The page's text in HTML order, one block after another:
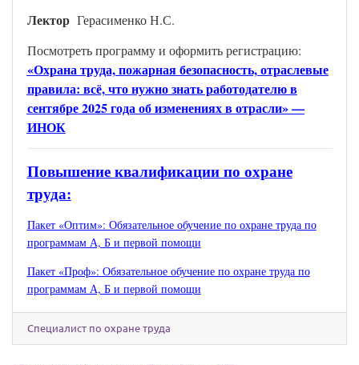
Лектор Герасименко Н.С.
Посмотреть программу и оформить регистрацию:
«Охрана труда, пожарная безопасность, отраслевые
правила: всё, что нужно знать работодателю в
сентябре 2025 года об изменениях в отрасли» —
ИНОК
Повышение квалификации по охране
труда:
Пакет «Оптим»: Обязательное обучение по охране труда по
программам А, Б и первой помощи
Пакет «Проф»: Обязательное обучение по охране труда по
программам А, Б и первой помощи
Специалист по охране труда